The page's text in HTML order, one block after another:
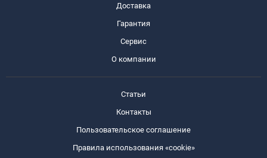
Доставка
Гарантия
Сервис
О компании
Статьи
Контакты
Пользовательское соглашение
Правила использования «cookie»